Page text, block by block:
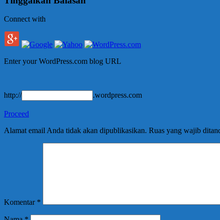
Connect with
Enter your WordPress.com blog URL
http:// .wordpress.com
Proceed
Alamat email Anda tidak akan dipublikasikan. Ruas yang wajib
Komentar *